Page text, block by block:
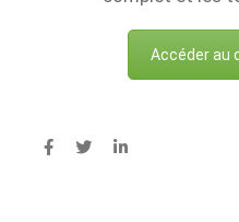
Accéder au